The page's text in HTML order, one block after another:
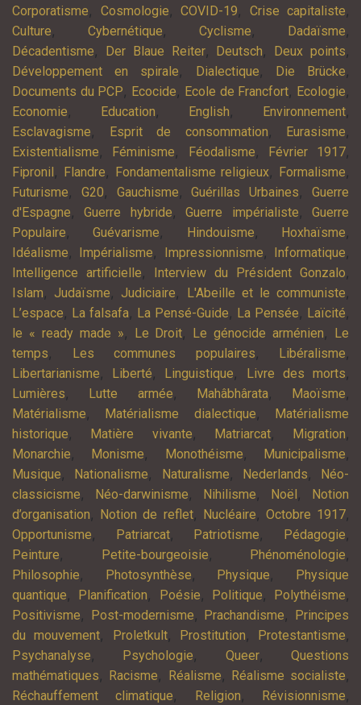
Corporatisme, Cosmologie, COVID-19, Crise capitaliste,
Culture, Cybernétique, Cyclisme, Dadaïsme,
Décadentisme, Der Blaue Reiter, Deutsch, Deux points,
Développement en spirale, Dialectique, Die Brücke,
Documents du PCP, Ecocide, Ecole de Francfort, Ecologie,
Economie, Education, English, Environnement,
Esclavagisme, Esprit de consommation, Eurasisme,
Existentialisme, Féminisme, Féodalisme, Février 1917,
Fipronil , Flandre, Fondamentalisme religieux, Formalisme,
Futurisme, G20, Gauchisme,Guérillas Urbaines,Guerre
d'Espagne,Guerre hybride,Guerre impérialiste,Guerre
Populaire,Guévarisme, Hindouisme, Hoxhaïsme,
Idéalisme, Impérialisme, Impressionnisme, Informatique,
Intelligence artificielle, Interview du Président Gonzalo,
Islam, Judaïsme, Judiciaire, L'Abeille et le communiste,
L’espace, La falsafa, La Pensé-Guide, La Pensée, Laïcité,
le « ready made », Le Droit, Le génocide arménien,
Le
temps, Les communes populaires, Libéralisme,
Libertarianisme, Liberté, Linguistique, Livre des morts,
Lumières, Lutte armée, Mahâbhârata, Maoïsme,
Matérialisme, Matérialisme dialectique,
Matérialisme
historique, Matière vivante, Matriarcat, Migration,
Monarchie, Monisme, Monothéisme, Municipalisme,
Musique, Nationalisme, Naturalisme, Nederlands,
Néo-
classicisme, Néo-darwinisme, Nihilisme, Noël ,
Notion
d’organisation, Notion de reflet, Nucléaire, Octobre 1917,
Opportunisme, Patriarcat, Patriotisme, Pédagogie,
Peinture, Petite-bourgeoisie, Phénoménologie,
Philosophie, Photosynthèse, Physique,
Physique
quantique, Planification, Poésie, Politique, Polythéisme,
Positivisme, Post-modernisme, Prachandisme,
Principes
du mouvement, Proletkult, Prostitution, Protestantisme,
Psychanalyse, Psychologie, Queer,Questions
mathématiques, Racisme, Réalisme, Réalisme socialiste,
Réchauffement climatique, Religion, Révisionnisme,